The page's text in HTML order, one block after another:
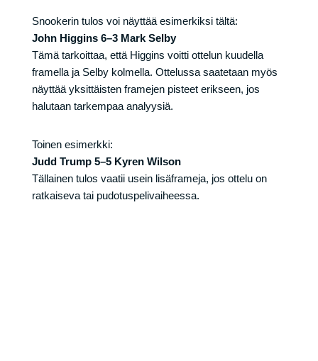
Snookerin tulos voi näyttää esimerkiksi tältä:
John Higgins 6–3 Mark Selby
Tämä tarkoittaa, että Higgins voitti ottelun kuudella
framella ja Selby kolmella. Ottelussa saatetaan myös
näyttää yksittäisten framejen pisteet erikseen, jos
halutaan tarkempaa analyysiä.
Toinen esimerkki:
Judd Trump 5–5 Kyren Wilson
Tällainen tulos vaatii usein lisäframeja, jos ottelu on
ratkaiseva tai pudotuspelivaiheessa.